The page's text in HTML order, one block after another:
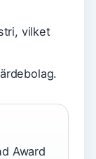
vilket
Award